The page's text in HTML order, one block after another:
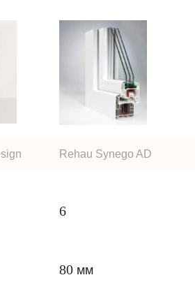
Rehau Synego AD
6
80 мм